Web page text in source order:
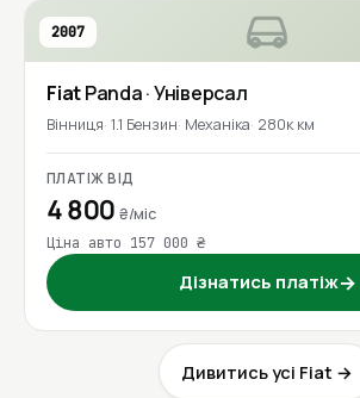
2007
FiatPanda· Універсал
Вінниця 1.1 Бензин Механіка 280к км
ПЛАТІЖ ВІД
4 800₴/міс
Ціна авто 157 000 ₴
Дізнатись платіж→
Дивитись усі Fiat →